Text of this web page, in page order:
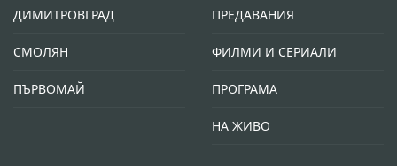
ДИМИТРОВГРАД
СМОЛЯН
ПЪРВОМАЙ
ПРЕДАВАНИЯ
ФИЛМИ И СЕРИАЛИ
ПРОГРАМА
НА ЖИВО